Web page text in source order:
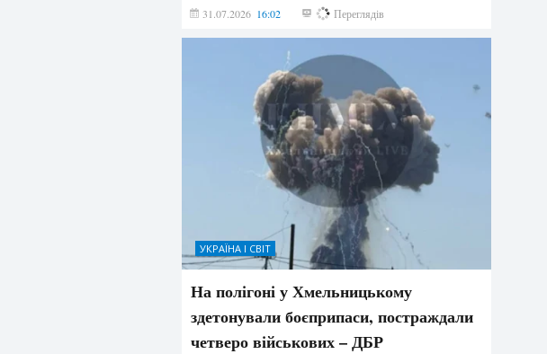
31.07.2026 16:02 198 Переглядів
УКРАЇНА І СВІТ
На полігоні у Хмельницькому
здетонували боєприпаси, постраждали
четверо військових – ДБР